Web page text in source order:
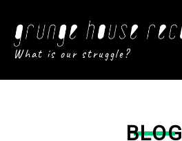
What is our struggle?
BLOG